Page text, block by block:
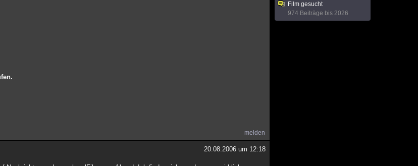
melden
20.08.2006 um 12:18
Film gesucht
974 Beiträge bis 2026